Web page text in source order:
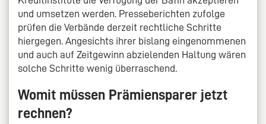
und umsetzen werden. Presseberichten zufolge
prüfen die Verbände derzeit rechtliche Schritte
hiergegen. Angesichts ihrer bislang eingenommenen
und auch auf Zeitgewinn abzielenden Haltung wären
solche Schritte wenig überraschend.
Womit müssen Prämiensparer jetzt
rechnen?